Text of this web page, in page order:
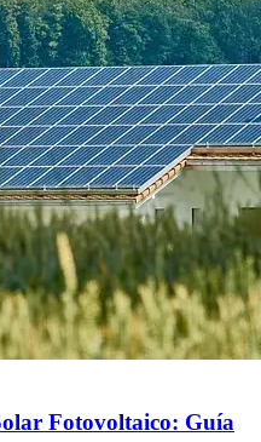
Fotovoltaico: Guía